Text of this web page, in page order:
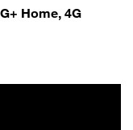
Home, 4G